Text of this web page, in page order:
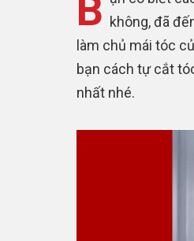
B không, đã
làm chủ mái tóc
bạn cách tự cắt
nhất nhé.